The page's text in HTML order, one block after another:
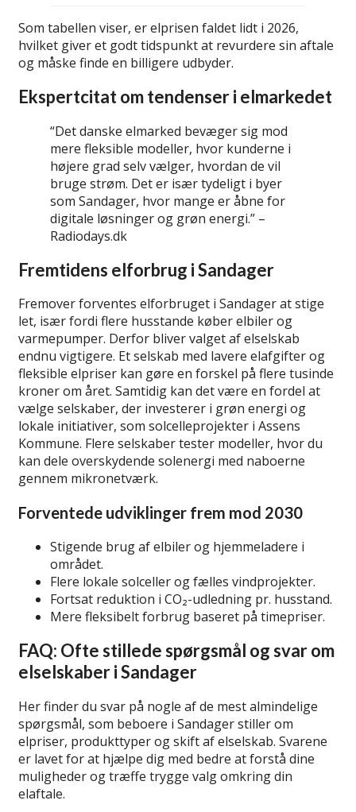
Som tabellen viser, er elprisen faldet lidt i 2026,
hvilket giver et godt tidspunkt at revurdere sin aftale
og måske finde en billigere udbyder.
Ekspertcitat om tendenser i elmarkedet
“Det danske elmarked bevæger sig mod
mere fleksible modeller, hvor kunderne i
højere grad selv vælger, hvordan de vil
bruge strøm. Det er især tydeligt i byer
som Sandager, hvor mange er åbne for
digitale løsninger og grøn energi.” –
Radiodays.dk
Fremtidens elforbrug i Sandager
Fremover forventes elforbruget i Sandager at stige
let, især fordi flere husstande køber elbiler og
varmepumper. Derfor bliver valget af elselskab
endnu vigtigere. Et selskab med lavere elafgifter og
fleksible elpriser kan gøre en forskel på flere tusinde
kroner om året. Samtidig kan det være en fordel at
vælge selskaber, der investerer i grøn energi og
lokale initiativer, som solcelleprojekter i Assens
Kommune. Flere selskaber tester modeller, hvor du
kan dele overskydende solenergi med naboerne
gennem mikronetværk.
Forventede udviklinger frem mod 2030
Stigende brug af elbiler og hjemmeladere i
området.
Flere lokale solceller og fælles vindprojekter.
Fortsat reduktion i CO₂-udledning pr. husstand.
Mere fleksibelt forbrug baseret på timepriser.
FAQ: Ofte stillede spørgsmål og svar om
elselskaber i Sandager
Her finder du svar på nogle af de mest almindelige
spørgsmål, som beboere i Sandager stiller om
elpriser, produkttyper og skift af elselskab. Svarene
er lavet for at hjælpe dig med bedre at forstå dine
muligheder og træffe trygge valg omkring din
elaftale.